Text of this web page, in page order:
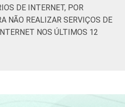
DE INTERNET, POR
NÃO REALIZAR SERVIÇOS DE
NOS ÚLTIMOS 12